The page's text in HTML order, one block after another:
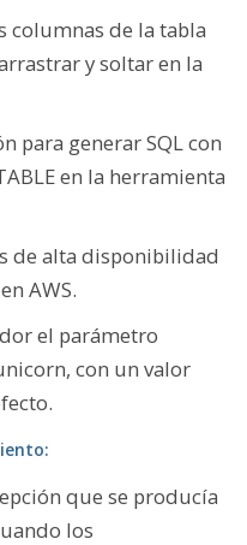
columnas de la tabla
y soltar en la
para generar SQL con
en la herramienta
de alta disponibilidad
AWS.
el parámetro
con un valor
que se producía
los